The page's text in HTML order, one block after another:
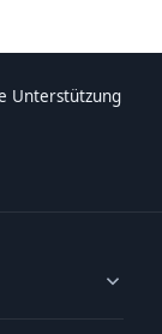
Unterstützung